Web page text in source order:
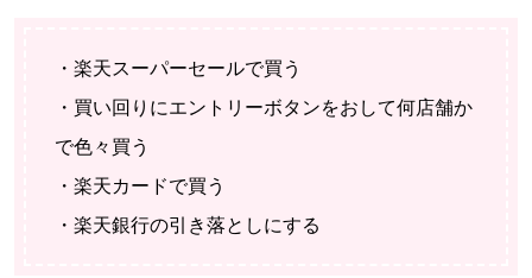
・楽天スーパーセールで買う
・買い回りにエントリーボタンをおして何店舗か
で色々買う
・楽天カードで買う
・楽天銀行の引き落としにする